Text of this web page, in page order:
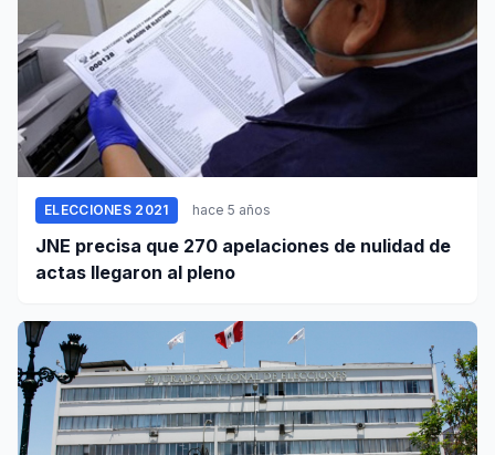
ELECCIONES 2021 hace 5 años
JNE precisa que 270 apelaciones de nulidad de
actas llegaron al pleno